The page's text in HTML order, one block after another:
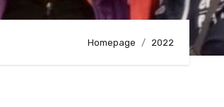
Homepage 2022